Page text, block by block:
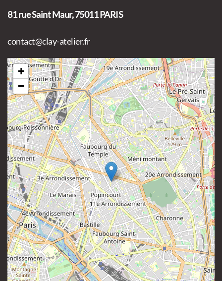
81 rue Saint Maur, 75011 PARIS
contact@clay-atelier.fr
+
−
81 rue Saint-Maur
Instagram